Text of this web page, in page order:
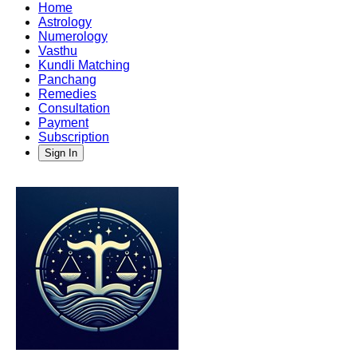
Home
Astrology
Numerology
Vasthu
Kundli Matching
Panchang
Remedies
Consultation
Payment
Subscription
Sign In